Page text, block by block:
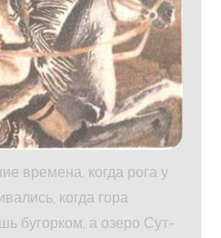
времена, когда рога у
когда гора
бугорком, а озеро Сут-